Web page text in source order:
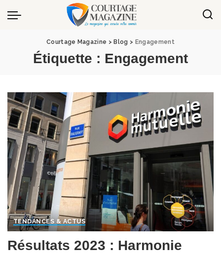
Panneau de gestion des cookies
Courtage Magazine > Blog > Engagement
Étiquette : Engagement
TENDANCES & ACTUS
Résultats 2023 : Harmonie